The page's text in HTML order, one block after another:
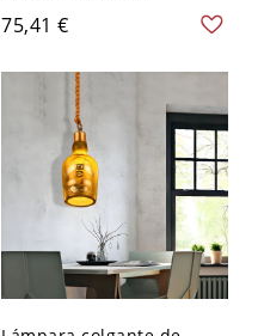
Iluminación de Pared
Simplista con Diseño de
Ciervo - 110 A 120 V
Dorado 59,69 cm
75,41 €